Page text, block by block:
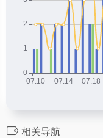
相关导航